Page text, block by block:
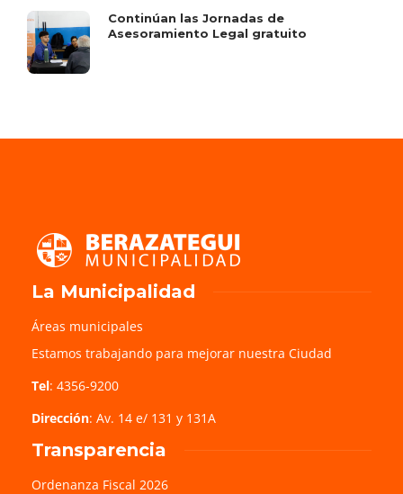
Continúan las Jornadas de
Asesoramiento Legal gratuito
La Municipalidad
Áreas municipales
Estamos trabajando para mejorar nuestra Ciudad
Tel: 4356-9200
Dirección: Av. 14 e/ 131 y 131A
Transparencia
Ordenanza Fiscal 2026